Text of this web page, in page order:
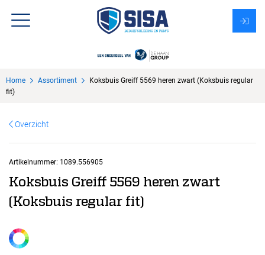
Over Sisa
Home Assortiment
Koksbuis Greiff 5569 heren zwart (Koksbuis regular
fit)
Overzicht
Artikelnummer: 1089.556905
Koksbuis Greiff 5569 heren zwart
(Koksbuis regular fit)